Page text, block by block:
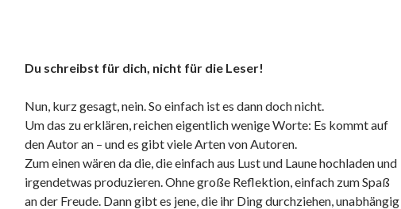
Du schreibst für dich, nicht für die Leser!
Nun, kurz gesagt, nein. So einfach ist es dann doch nicht.
Um das zu erklären, reichen eigentlich wenige Worte: Es kommt auf
den Autor an – und es gibt viele Arten von Autoren.
Zum einen wären da die, die einfach aus Lust und Laune hochladen und
irgendetwas produzieren. Ohne große Reflektion, einfach zum Spaß
an der Freude. Dann gibt es jene, die ihr Ding durchziehen, unabhängig